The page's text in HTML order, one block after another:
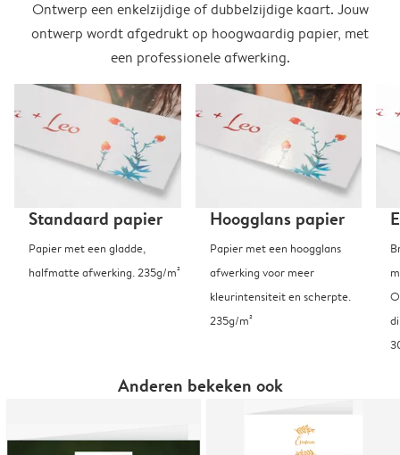
Ontwerp een enkelzijdige of dubbelzijdige kaart. Jouw
ontwerp wordt afgedrukt op hoogwaardig papier, met
een professionele afwerking.
Standaard papier
Papier met een gladde,
halfmatte afwerking. 235g/m²
Hoogglans papier
Papier met een hoogglans
afwerking voor meer
kleurintensiteit en scherpte.
235g/m²
Anderen bekeken ook